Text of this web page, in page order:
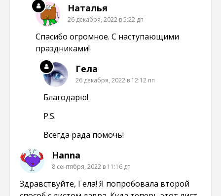
Наталья
26 декабря, 2022 в 5:22 дп
Спасибо огромное. С наступающими
праздниками!
Гела
26 декабря, 2022 в 12:12 пп
Благодарю!
P.S.
Всегда рада помочь!
Hanna
8 сентября, 2022 в 11:16 дп
Здравствуйте, Гела! Я попробовала второй